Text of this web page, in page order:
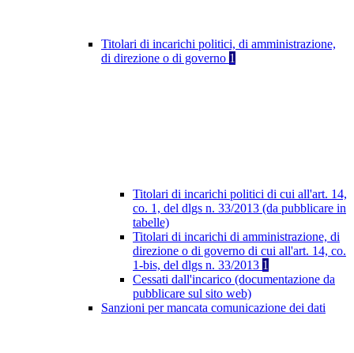
Titolari di incarichi politici, di amministrazione,
di direzione o di governo 1
Titolari di incarichi politici di cui all'art. 14,
co. 1, del dlgs n. 33/2013 (da pubblicare in
tabelle)
Titolari di incarichi di amministrazione, di
direzione o di governo di cui all'art. 14, co.
1-bis, del dlgs n. 33/2013 1
Cessati dall'incarico (documentazione da
pubblicare sul sito web)
Sanzioni per mancata comunicazione dei dati